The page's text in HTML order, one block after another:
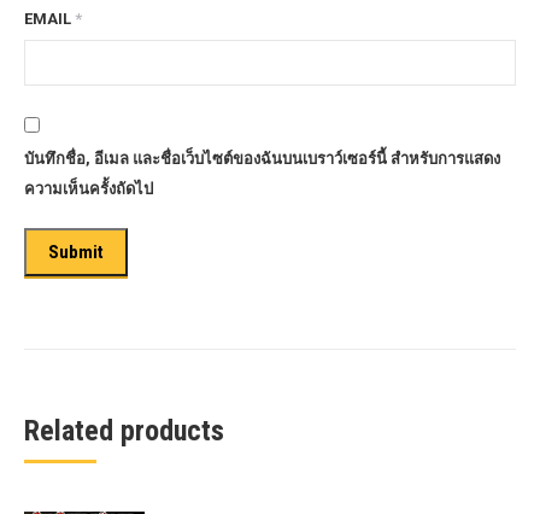
EMAIL *
บันทึกชื่อ, อีเมล และชื่อเว็บไซต์ของฉันบนเบราว์เซอร์นี้ สำหรับการแสดง
ความเห็นครั้งถัดไป
Related products